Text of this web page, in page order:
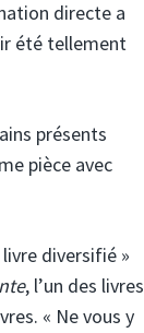
directe a
été tellement
présents
pièce avec
diversifié »
, l’un des livres
« Ne vous y